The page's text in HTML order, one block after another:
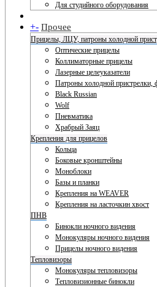
Для студийного оборудования
+- Прочее
Прицелы, ЛЦУ, патроны холодной
Оптические прицелы
Коллиматорные прицелы
Лазерные целеуказатели
Патроны холодной пристрелки,
Black Russian
Wolf
Пневматика
Храбрый Заяц
Крепления для прицелов
Кольца
Боковые кронштейны
Моноблоки
Базы и планки
Крепления на WEAVER
Крепления на ласточкин хвост
ПНВ
Бинокли ночного видения
Монокуляры ночного видения
Прицелы ночного видения
Тепловизоры
Монокуляры тепловизоры
Тепловизионные бинокли